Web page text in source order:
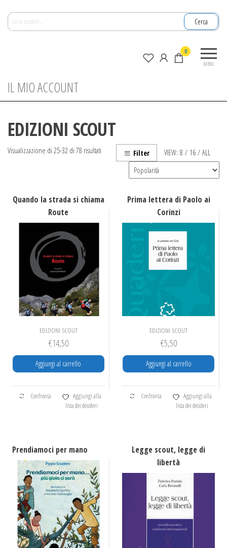
Cerca: Cerca
zagara
MENU
0
IL MIO ACCOUNT
EDIZIONI SCOUT
VIEW: 8 / 16 / ALL
Filter
Visualizzazione di 25-32 di 78 risultati Popolarità
Quando la strada si chiama
Route
EDIZIONI SCOUT
€14,50
Aggiungi al carrello
Confronta
Aggiungi alla
lista dei desideri
Prima lettera di Paolo ai
Corinzi
EDIZIONI SCOUT
€5,50
Aggiungi al carrello
Confronta
Aggiungi alla
lista dei desideri
Prendiamoci per mano
Legge scout, legge di
libertà